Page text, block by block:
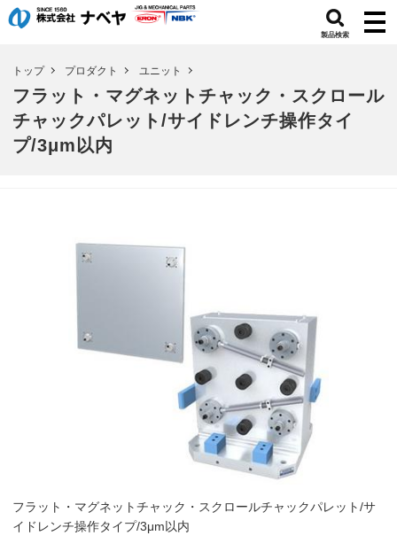
製品検索
トップ プロダクト ユニット
フラット・マグネットチャック・スクロール
チャックパレット/サイドレンチ操作タイ
プ/3μm以内
フラット・マグネットチャック・スクロールチャックパレット/サ
イドレンチ操作タイプ/3μm以内